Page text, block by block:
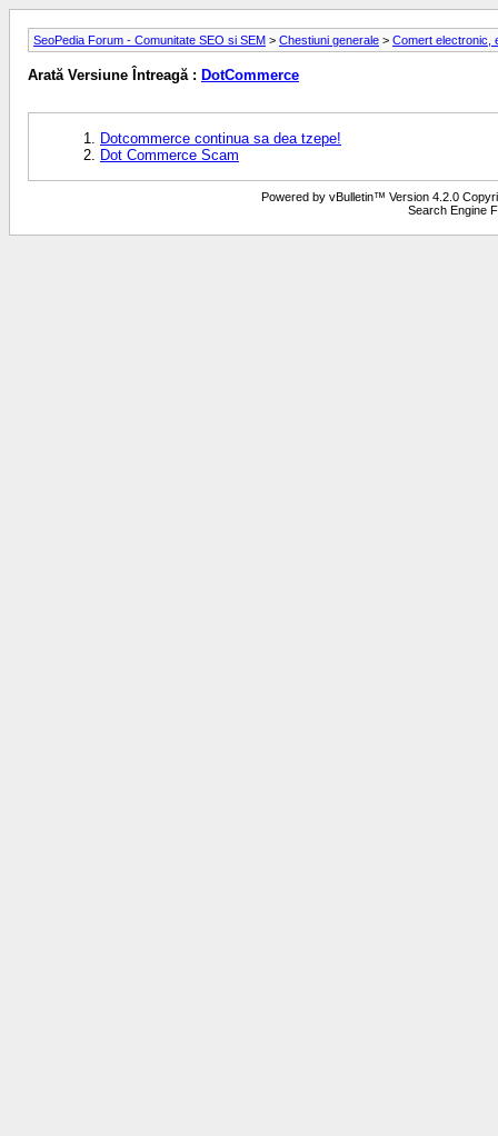
SeoPedia Forum - Comunitate SEO si SEM > Chestiuni generale > Comert electronic,
Arată Versiune Întreagă : DotCommerce
Dotcommerce continua sa dea tzepe!
Dot Commerce Scam
Powered by vBulletin™ Version 4.2.0
Search Engine